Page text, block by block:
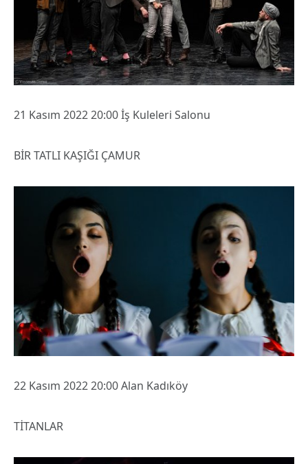
21 Kasım 2022 20:00 İş Kuleleri Salonu
BİR TATLI KAŞIĞI ÇAMUR
22 Kasım 2022 20:00 Alan Kadıköy
TİTANLAR